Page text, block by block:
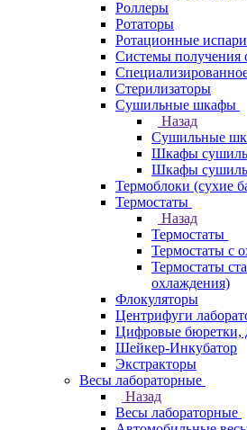
Роллеры
Ротаторы
Ротационные
Системы получения
Стерилизаторы
Сушильные шкафы
Назад
Сушильные
Шкафы
Шкафы
Термоблоки (сухие
Термостаты
Назад
Термостаты
Термостаты с
Термостаты
охлаждения)
Флокуляторы
Центрифуги
Цифровые бюретки,
Шейкер-Инкубатор
Экстракторы
Весы лабораторные
Назад
Весы лабораторные